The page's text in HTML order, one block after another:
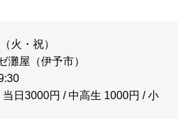
火・祝）
灘屋（伊予市）
日3000円 / 中高生 1000円 / 小